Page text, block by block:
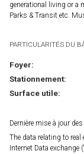
generational living or a
Parks & Transit etc.
PARTICULARITÉS DU
Foyer:
Stationnement:
Surface utile:
Dernière mise à jour
The data relating to
Internet Data exchange